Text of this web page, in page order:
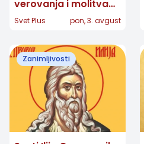
verovanja i molitva
velike zaštitnice žena
Svet Plus pon, 3. avgust
Zanimljivosti